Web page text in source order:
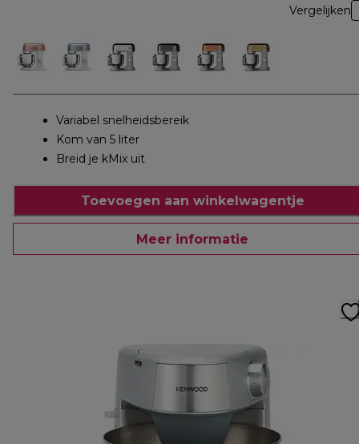
Vergelijken
Variabel snelheidsbereik
Kom van 5 liter
Breid je kMix uit
Toevoegen aan winkelwagentje
Meer informatie